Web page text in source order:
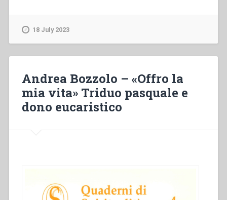
tra
celebrazione
e
18 July 2023
Andrea Bozzolo – «Offro la
mia vita» Triduo pasquale e
dono eucaristico